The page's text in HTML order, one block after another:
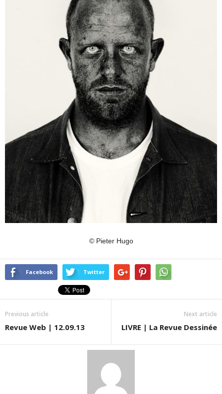
© Pieter Hugo
Facebook Twitter
Previous article
Revue Web | 12.09.13
Next article
LIVRE | La Revue Dessinée